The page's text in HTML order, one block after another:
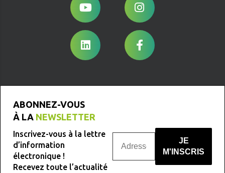
ABONNEZ-VOUS
À LA NEWSLETTER
Inscrivez-vous à la lettre
d’information
électronique !
Recevez toute l’actualité